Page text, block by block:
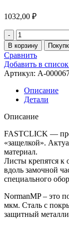
1032,00 ₽
В корзину
Сравнить
Добавить в
Артикул: A-
Описание
Детали
Описание
FASTCLICK —
«защелкой».
материал.
Листы крепятся к
вдоль замочной
специального
NormanMP – это
мкм. Сталь с
защитный